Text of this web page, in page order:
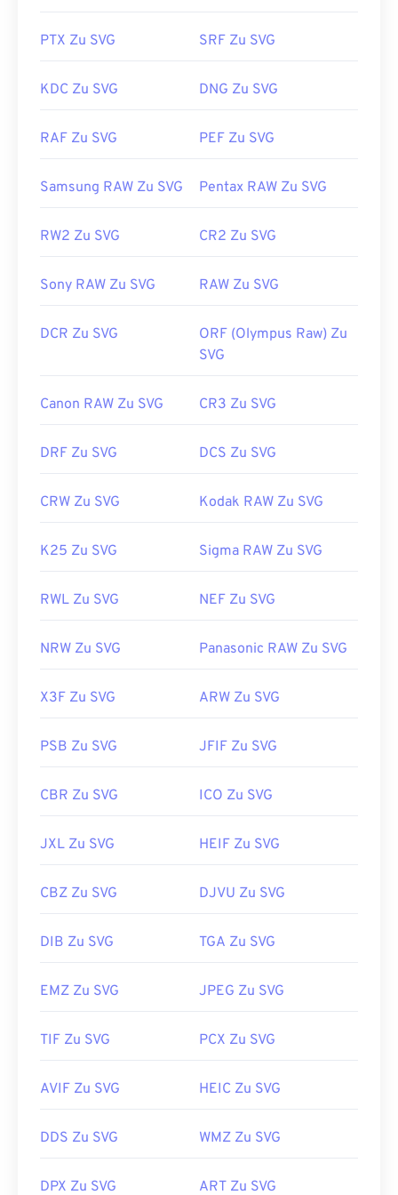
SVG-Dateien können mit Adobe-Programmen
dazu zunächst das Plug-in„SVG Kit für Adobe
möglich. Für die Konvertierung in Nicht-Vektor-
oder„SVG zu PDF“
. Für die Konvertierung in
Tools „SVG zu JPG“ „SVG zu PNG“
Entwickelt von:
World Wide Web Consortium
https://www.lifewire.com/svg-file-4120603
PTX Zu SVG SRF Zu SVG
KDC Zu SVG DNG Zu SVG
RAF Zu SVG PEF Zu SVG
Samsung RAW Zu SVG Pentax RAW Zu SVG
RW2 Zu SVG CR2 Zu SVG
Sony RAW Zu SVG RAW Zu SVG
DCR Zu SVG
ORF (Olympus Raw) Zu
SVG
Canon RAW Zu SVG CR3 Zu SVG
DRF Zu SVG DCS Zu SVG
CRW Zu SVG Kodak RAW Zu SVG
K25 Zu SVG Sigma RAW Zu SVG
RWL Zu SVG NEF Zu SVG
NRW Zu SVG Panasonic RAW Zu SVG
X3F Zu SVG ARW Zu SVG
PSB Zu SVG JFIF Zu SVG
CBR Zu SVG ICO Zu SVG
JXL Zu SVG HEIF Zu SVG
CBZ Zu SVG DJVU Zu SVG
DIB Zu SVG TGA Zu SVG
EMZ Zu SVG JPEG Zu SVG
TIF Zu SVG PCX Zu SVG
AVIF Zu SVG HEIC Zu SVG
DDS Zu SVG WMZ Zu SVG
DPX Zu SVG ART Zu SVG